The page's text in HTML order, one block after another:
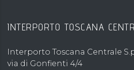
INTERPORTO TOSCANA
Interporto Toscana Centrale
via di Gonfienti 4/4